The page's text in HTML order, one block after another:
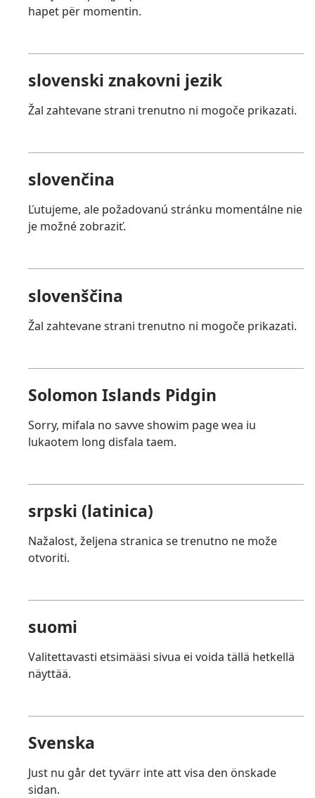
hapet për momentin.
slovenski znakovni jezik
Žal zahtevane strani trenutno ni mogoče prikazati.
slovenčina
Ľutujeme, ale požadovanú stránku momentálne nie
je možné zobraziť.
slovenščina
Žal zahtevane strani trenutno ni mogoče prikazati.
Solomon Islands Pidgin
Sorry, mifala no savve showim page wea iu
lukaotem long disfala taem.
srpski (latinica)
Nažalost, željena stranica se trenutno ne može
otvoriti.
suomi
Valitettavasti etsimääsi sivua ei voida tällä hetkellä
näyttää.
Svenska
Just nu går det tyvärr inte att visa den önskade
sidan.